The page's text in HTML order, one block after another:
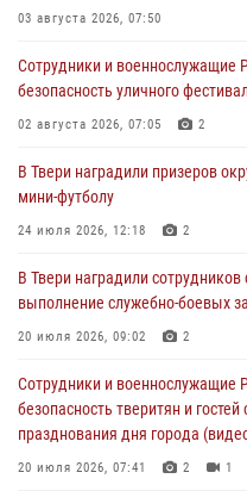
28 июля 2026, 11:30
Сотрудники вневедомственной
пресекли 20 правонарушений за
27 июля 2026, 08:29
В Твери наградили призеров
мини-футболу
24 июля 2026, 12:18 2
Росгвардейцы оказали помощь
22 июля 2026, 08:35
03 августа 2026, 07:50
Сотрудники и военнослужащие
безопасность уличного
02 августа 2026, 07:05 2
В Твери наградили призеров
мини-футболу
24 июля 2026, 12:18 2
В Твери наградили
выполнение служебно-боевых
20 июля 2026, 09:02 2
Сотрудники и военнослужащие
безопасность тверитян и
празднования дня города
20 июля 2026, 07:41 2 1